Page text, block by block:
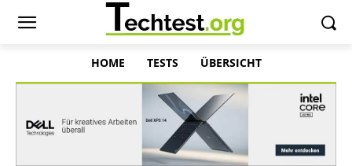
HOME TESTS ÜBERSICHT